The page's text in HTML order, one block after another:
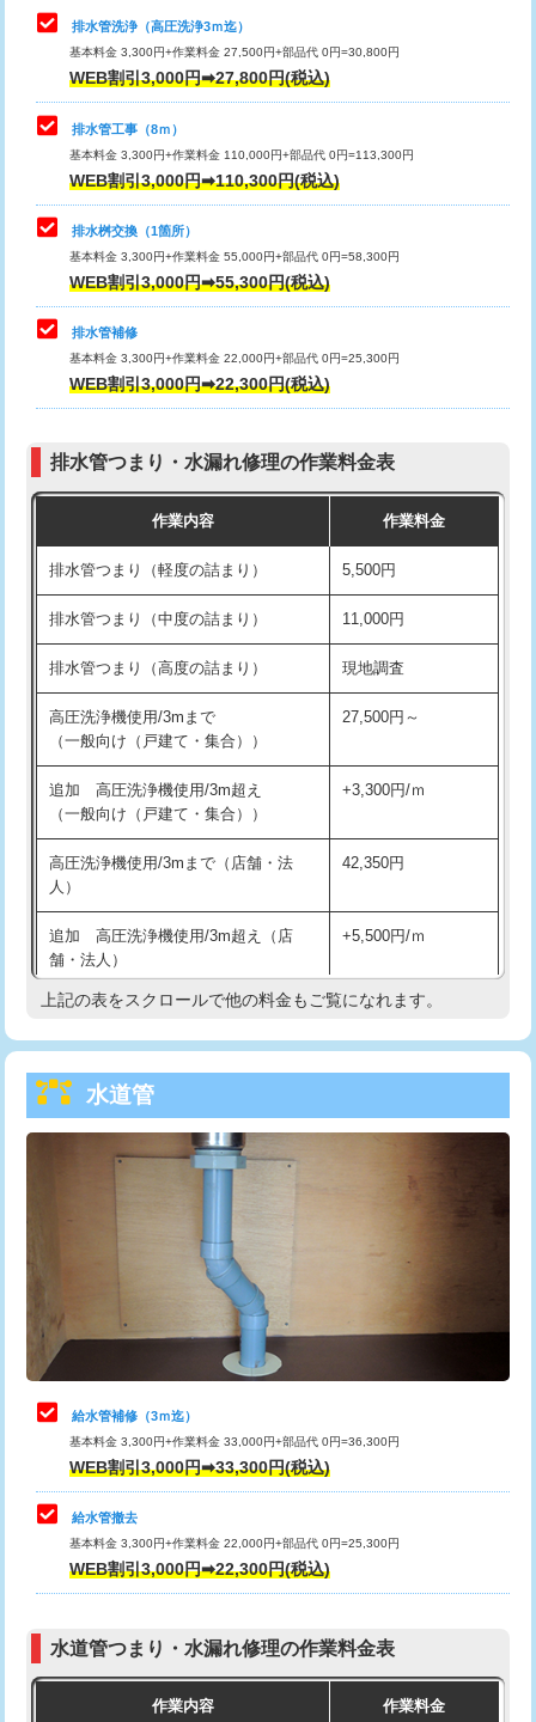
排水管工事（追加 排水管工事/3ｍ超
え）
マス交換（土の掘削・埋め戻し作業）
マス交換（深さ50㎝未満）
マス交換（深さ50㎝以上）
コンクリート斫り（厚さ10㎝まで）
コンクリート斫り（厚さ10㎝超え）
モルタル補修（厚さ10㎝まで）
モルタル補修（厚さ10㎝超え）
追加人工 16,500円
現場見積
※給水管工事は20mmまでの価格です。
理・調整・分解・加工など（中作業）
止水・漏水調査・防水処理・清掃・修
理・調整・分解・加工など（重作業）
33,000円
その他部品の脱着
交換・取付（タンク）
交換・取付(単水栓（壁付・デッキ
式）)
交換・取付(混合水栓（壁付・デッキ
式・ワンホール）)
16,500円+材料費
交換・取付(排水栓・排水トラップ
交換・取付（その他部品） 11,000円+材料費
持込商品取付（単水栓） 13,200円
持込商品取付（混合水栓） 16,500円
持込商品取付（浄水器・分岐水栓） 16,500円
給水管工事※（ホール加工) 16,500円
給水管工事※（バンド止め) 3,300円
給水管工事※（支持金具設置)
給水管工事※（保温材使用（バンド止
め込み）)
5,500円
給水管工事※（土の掘削・埋め戻し作
業)
11,000円
給水管工事※（塩ビ管（VP・HI）使
用/3ｍまで)
33,000円
給水管工事※（塩ビ管（VP・HI）使
+8,800円
給水管工事※（ライニング鋼管・銅
管・ポリ管・HT管使用/3ｍまで)
給水管工事※（ライニング鋼管・銅
管・ポリ管・HT管使用/3ｍ超え)
排水管工事（土の掘削・埋め戻し作
11,000円~
排水管工事（排水管工事/3ｍまで） 55,000円
排水管工事（追加 排水管工事/3ｍ超
マス交換（土の掘削・埋め戻し作業）
マス交換（深さ50㎝未満）
マス交換（深さ50㎝以上）
コンクリート斫り（厚さ10㎝まで）
排水管洗浄（高圧洗浄3ｍ迄）
基本料金 3,300円+作業料金 27,500円+部品代 0円=30,800円
WEB割引3,000円➡27,800円(税込)
排水管工事（8ｍ）
基本料金 3,300円+作業料金 110,000円+部品代 0円=113,300円
WEB割引3,000円➡110,300円(税込)
排水桝交換（1箇所）
基本料金 3,300円+作業料金 55,000円+部品代 0円=58,300円
WEB割引3,000円➡55,300円(税込)
排水管補修
基本料金 3,300円+作業料金 22,000円+部品代 0円=25,300円
WEB割引3,000円➡22,300円(税込)
排水管つまり・水漏れ修理の作業料金表
作業内容 作業料金
排水管つまり（軽度の詰まり） 5,500円
排水管つまり（中度の詰まり） 11,000円
排水管つまり（高度の詰まり） 現地調査
高圧洗浄機使用/3mまで
（一般向け（戸建て・集合））
27,500円～
追加 高圧洗浄機使用/3m超え
（一般向け（戸建て・集合））
+3,300円/ｍ
高圧洗浄機使用/3mまで（店舗・法
人）
42,350円
追加 高圧洗浄機使用/3m超え（店
舗・法人）
+5,500円/ｍ
高度高圧洗浄換 現地調査
トーラー機使用/3mまで
追加トーラー機使用/3m超え
33,000円
8,800円
止水・漏水調査・防水処理・清掃・修
理・調整・分解・加工など（軽作業）
11,000円
止水・漏水調査・防水処理・清掃・修
理・調整・分解・加工など（中作業）
止水・漏水調査・防水処理・清掃・修
理・調整・分解・加工など（重作業）
33,000円
その他部品の脱着
交換・取付（タンク）
式）)
式・ワンホール）)
上記の表をスクロールで他の料金もご覧になれます。
水道管
給水管補修（3ｍ迄）
基本料金 3,300円+作業料金 33,000円+部品代 0円=36,300円
WEB割引3,000円➡33,300円(税込)
給水管撤去
基本料金 3,300円+作業料金 22,000円+部品代 0円=25,300円
WEB割引3,000円➡22,300円(税込)
水道管つまり・水漏れ修理の作業料金表
作業内容 作業料金